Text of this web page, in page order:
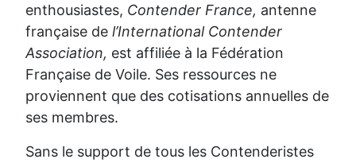
enthousiastes, Contender France, antenne
française de l’International Contender
Association, est affiliée à la Fédération
Française de Voile. Ses ressources ne
proviennent que des cotisations annuelles de
ses membres.
Sans le support de tous les Contenderistes